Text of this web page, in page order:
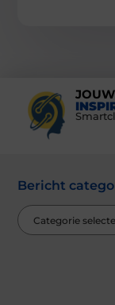
Bericht